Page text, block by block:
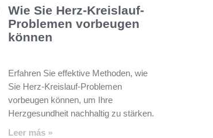
Wie Sie Herz-Kreislauf-
Problemen vorbeugen
können
Erfahren Sie effektive Methoden, wie
Sie Herz-Kreislauf-Problemen
vorbeugen können, um Ihre
Herzgesundheit nachhaltig zu stärken.
Leer más »